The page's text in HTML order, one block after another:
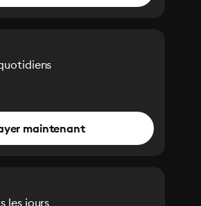
maintenant
les jours